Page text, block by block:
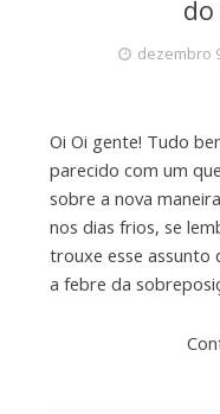
dezembro
Oi Oi gente! Tudo
parecido com um
sobre a nova
nos dias frios, se
trouxe esse assunto
a febre da